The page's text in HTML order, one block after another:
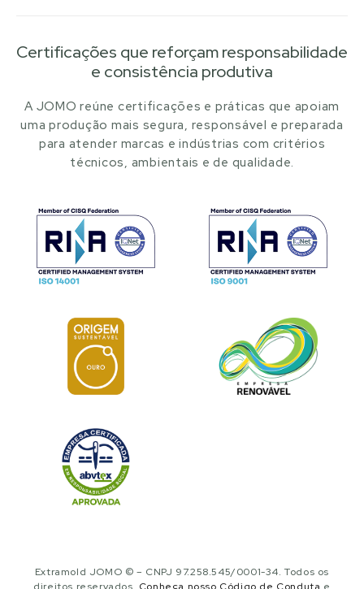
Certificações que reforçam responsabilidade
e consistência produtiva
A JOMO reúne certificações e práticas que apoiam
uma produção mais segura, responsável e preparada
para atender marcas e indústrias com critérios
técnicos, ambientais e de qualidade.
Extramold JOMO © – CNPJ 97.258.545/0001-34. Todos os